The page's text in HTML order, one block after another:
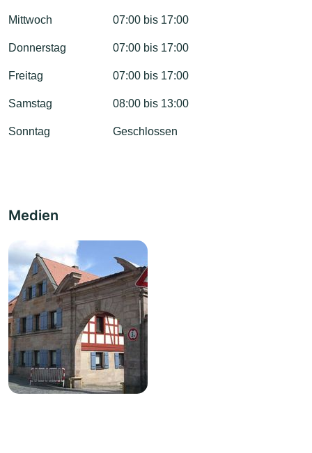
Mittwoch 07:00 bis 17:00
Donnerstag 07:00 bis 17:00
Freitag 07:00 bis 17:00
Samstag 08:00 bis 13:00
Sonntag Geschlossen
Medien